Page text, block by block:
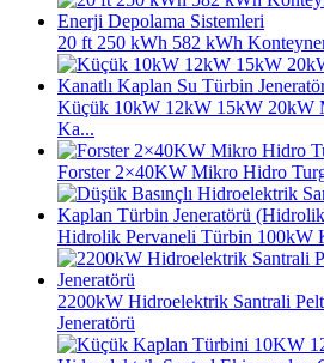
20 ft 250 kWh 582 kWh
Küçük 10kW 12kW 15kW 20kW
Ka...
Forster 2×40KW Mikro Hidro
Hidrolik Pervaneli Türbin 100kW
2200kW Hidroelektrik Santrali
Jeneratörü